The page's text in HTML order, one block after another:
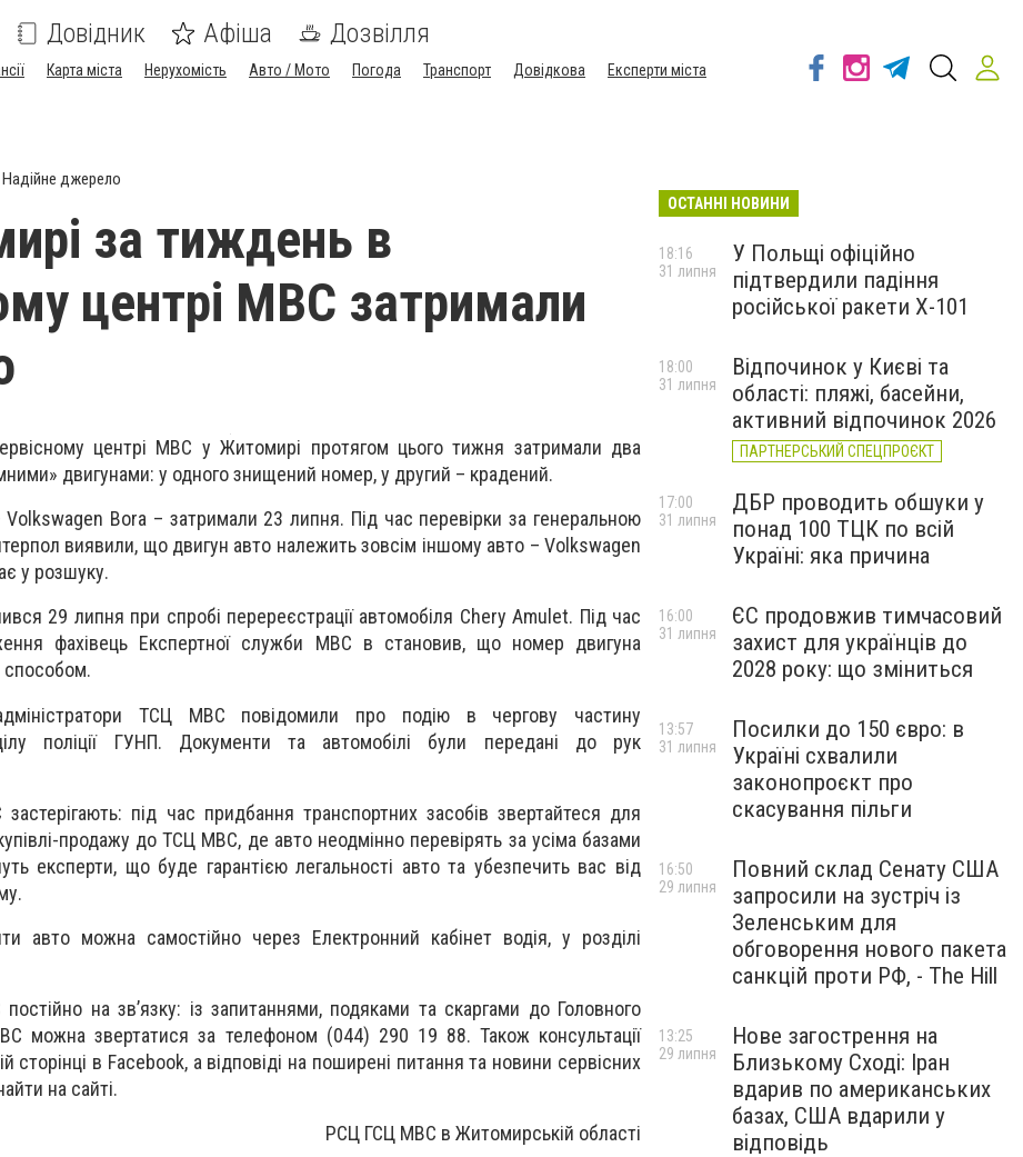
Довідник Афіша Дозвілля
Карта міста Нерухомість Авто / Мото Погода Транспорт Довідкова
Експерти міста
Надійне джерело
за тиждень в
центрі МВС затримали
центрі МВС у Житомирі протягом цього тижня затримали два
двигунами: у одного знищений номер, у другий – крадений.
Bora – затримали 23 липня. Під час перевірки за генеральною
виявили, що двигун авто належить зовсім іншому авто – Volkswagen
у розшуку.
29 липня при спробі перереєстрації автомобіля Chery Amulet. Під час
фахівець Експертної служби МВС в становив, що номер двигуна
ТСЦ МВС повідомили про подію в чергову частину
поліції ГУНП. Документи та автомобілі були передані до рук
під час придбання транспортних засобів звертайтеся для
продажу до ТСЦ МВС, де авто неодмінно перевірять за усіма базами
експерти, що буде гарантією легальності авто та убезпечить вас від
авто можна самостійно через Електронний кабінет водія, у розділі
на зв’язку: із запитаннями, подяками та скаргами до Головного
можна звертатися за телефоном (044) 290 19 88. Також консультації
сторінці в Facebook, а відповіді на поширені питання та новини сервісних
на сайті.
РСЦ ГСЦ МВС в Житомирській області
ОСТАННІ НОВИНИ
У Польщі офіційно
підтвердили падіння
російської ракети Х-101
18:16
31 липня
Відпочинок у Києві та
області: пляжі, басейни,
активний відпочинок 2026
ПАРТНЕРСЬКИЙ СПЕЦПРОЄКТ
18:00
31 липня
ДБР проводить обшуки у
понад 100 ТЦК по всій
Україні: яка причина
17:00
31 липня
ЄС продовжив тимчасовий
захист для українців до
2028 року: що зміниться
16:00
31 липня
Посилки до 150 євро: в
Україні схвалили
законопроєкт про
скасування пільги
13:57
31 липня
Повний склад Сенату США
запросили на зустріч із
Зеленським для
обговорення нового пакета
санкцій проти РФ, - The Hill
16:50
29 липня
Нове загострення на
Близькому Сході: Іран
вдарив по американських
базах, США вдарили у
відповідь
13:25
29 липня